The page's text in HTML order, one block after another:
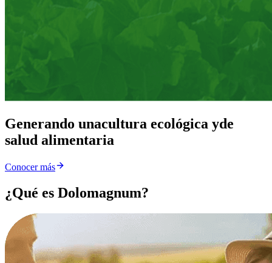
Generando unacultura ecológica yde
salud alimentaria
Conocer más
¿Qué es Dolomagnum?